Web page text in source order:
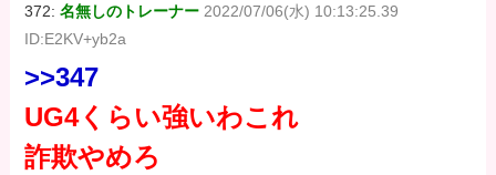
372:名無しのトレーナー 2022/07/06(水) 10:13:25.39
ID:E2KV+yb2a
>>347
UG4くらい強いわこれ
詐欺やめろ